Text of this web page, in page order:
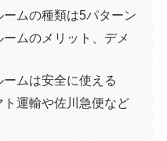
ムの種類は5パターン
ムのメリット、デメ
ムは安全に使える
運輸や佐川急便など